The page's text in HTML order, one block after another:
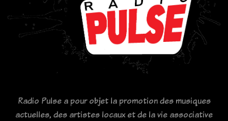
Radio Pulse a pour objet la promotion des musiques
actuelles, des artistes locaux et de la vie associative